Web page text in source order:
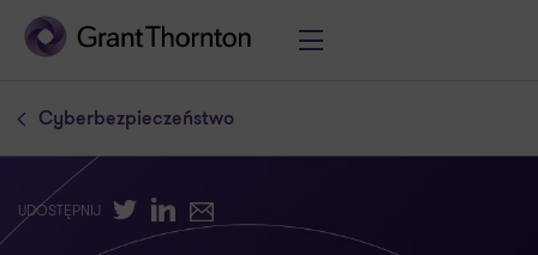
Cyberbezpieczeństwo
UDOSTĘPNIJ TwitterLinkedIn
E-mail